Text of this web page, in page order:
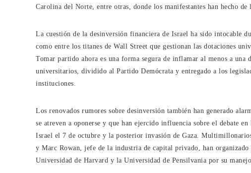
Carolina del Norte, entre otras, donde los manifestantes han hecho
La cuestión de la desinversión financiera de Israel ha sido intocable
como entre los titanes de Wall Street que gestionan las dotaciones
Tomar partido ahora es una forma segura de inflamar al menos a
universitarios, dividido al Partido Demócrata y entregado a los
instituciones.
Los renovados rumores sobre desinversión también han generado
se atreven a oponerse y que han ejercido influencia sobre el debate
Israel el 7 de octubre y la posterior invasión de Gaza.
y Marc Rowan, jefe de la industria de capital privado, han organizado
Universidad de Harvard y la Universidad de Pensilvania por su